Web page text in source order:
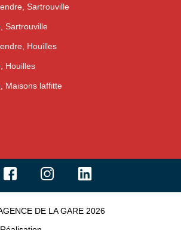
Sartrouville
Sartrouville
Houilles
Houilles
Maisons laffitte
DE LA GARE 2026